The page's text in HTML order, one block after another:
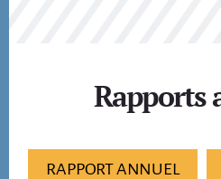
Rapports
RAPPORT ANNUEL